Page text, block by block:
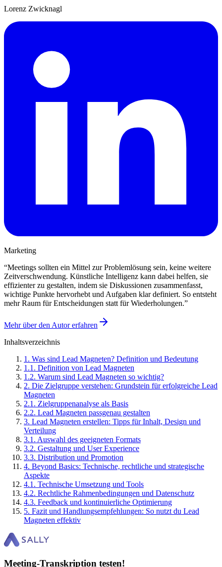
Lorenz Zwicknagl
Marketing
“Meetings sollten ein Mittel zur Problemlösung sein, keine weitere
Zeitverschwendung. Künstliche Intelligenz kann dabei helfen, sie
effizienter zu gestalten, indem sie Diskussionen zusammenfasst,
wichtige Punkte hervorhebt und Aufgaben klar definiert. So entsteht
mehr Raum für Entscheidungen statt für Wiederholungen.”
Mehr über den Autor erfahren
Inhaltsverzeichnis
1 . Was sind Lead Magneten? Definition und Bedeutung
1 .1 . Definition von Lead Magneten
1 .2. Warum sind Lead Magneten so wichtig?
2. Die Zielgruppe verstehen: Grundstein für erfolgreiche Lead
Magneten
2.1 . Zielgruppenanalyse als Basis
2.2. Lead Magneten passgenau gestalten
3. Lead Magneten erstellen: Tipps für Inhalt, Design und
Verteilung
3.1 . Auswahl des geeigneten Formats
3.2. Gestaltung und User Experience
3.3. Distribution und Promotion
4. Beyond Basics: Technische, rechtliche und strategische
Aspekte
4.1 . Technische Umsetzung und Tools
4.2. Rechtliche Rahmenbedingungen und Datenschutz
4.3. Feedback und kontinuierliche Optimierung
5. Fazit und Handlungsempfehlungen: So nutzt du Lead
Magneten effektiv
Meeting-Transkription testen!